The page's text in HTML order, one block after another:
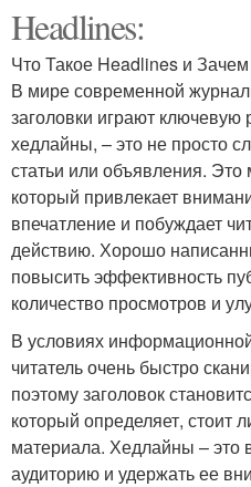
Headlines:
Что Такое Headlines и
В мире современной
заголовки играют ключевую
хедлайны, – это не просто
статьи или объявления.
который привлекает
впечатление и побуждает
действию. Хорошо
повысить эффективность
количество просмотров и
В условиях
читатель очень быстро
поэтому заголовок
который определяет, стоит
материала. Хедлайны – это
аудиторию и удержать ее